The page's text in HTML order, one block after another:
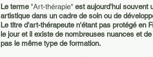
Le terme "Art-thérapie" est aujourd'hui souvent
artistique dans un cadre de soin ou de
Le titre d'art-thérapeute n'étant pas protégé en
le jour et il existe de nombreuses nuances et
pas le même type de formation.